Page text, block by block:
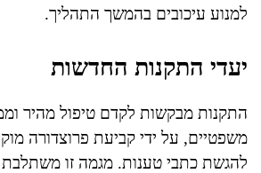
למנוע עיכובים בהמשך התהליך.
יעדי התקנות החדשות
התקנות מבקשות לקדם טיפול מהיר
משפטיים, על ידי קביעת פרוצדורה
להגשת כתבי טענות. מגמה זו